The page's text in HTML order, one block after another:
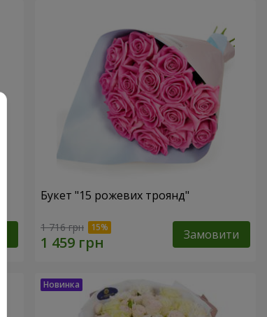
Букет "15 рожевих троянд"
1 716 грн Замовити